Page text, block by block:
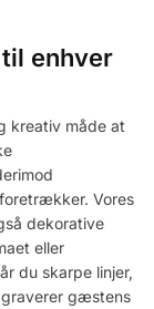
enhver
kreativ måde at
Vores
dekorative
eller
du skarpe linjer,
gæstens